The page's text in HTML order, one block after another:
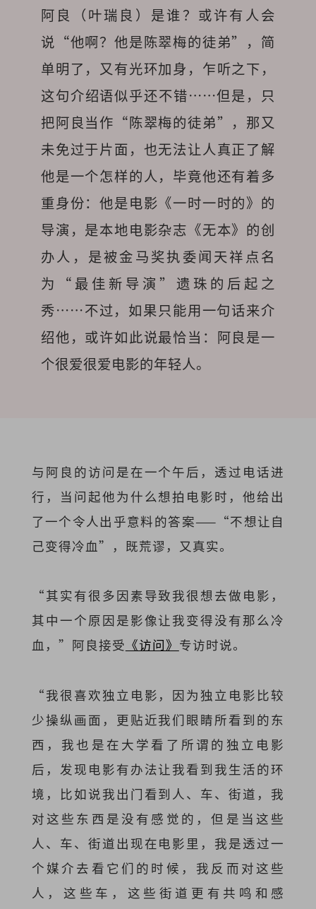
阿良（叶瑞良）是谁？或许有人会
说“他啊？他是陈翠梅的徒弟”，简
单明了，又有光环加身，乍听之下，
这句介绍语似乎还不错……但是，只
把阿良当作“陈翠梅的徒弟”，那又
未免过于片面，也无法让人真正了解
他是一个怎样的人，毕竟他还有着多
重身份：他是电影《一时一时的》的
导演，是本地电影杂志《无本》的创
办人，是被金马奖执委闻天祥点名
为“最佳新导演”遗珠的后起之
秀……不过，如果只能用一句话来介
绍他，或许如此说最恰当：阿良是一
个很爱很爱电影的年轻人。
与阿良的访问是在一个午后，透过电话进
行，当问起他为什么想拍电影时，他给出
了一个令人出乎意料的答案——“不想让自
己变得冷血”，既荒谬，又真实。
“其实有很多因素导致我很想去做电影，
其中一个原因是影像让我变得没有那么冷
血，”阿良接受 《访问》 专访时说。
“我很喜欢独立电影，因为独立电影比较
少操纵画面，更贴近我们眼睛所看到的东
西，我也是在大学看了所谓的独立电影
后，发现电影有办法让我看到我生活的环
境，比如说我出门看到人、车、街道，我
对这些东西是没有感觉的，但是当这些
人、车、街道出现在电影里，我是透过一
个媒介去看它们的时候，我反而对这些
人，这些车，这些街道更有共鸣和感